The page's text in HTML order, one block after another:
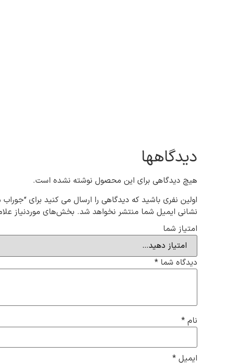
دیدگاهها
هیچ دیدگاهی برای این محصول نوشته نشده است.
اولین نفری باشید که دیدگاهی را ارسال می کنید برای “جوراب مچی زنانه
نشانی ایمیل شما منتشر نخواهد شد. بخش‌های موردنیاز
امتیاز شما
دیدگاه شما *
نام *
ایمیل *